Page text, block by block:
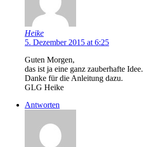
Heike
5. Dezember 2015 at 6:25
Guten Morgen,
das ist ja eine ganz zauberhafte Idee.
Danke für die Anleitung dazu.
GLG Heike
Antworten